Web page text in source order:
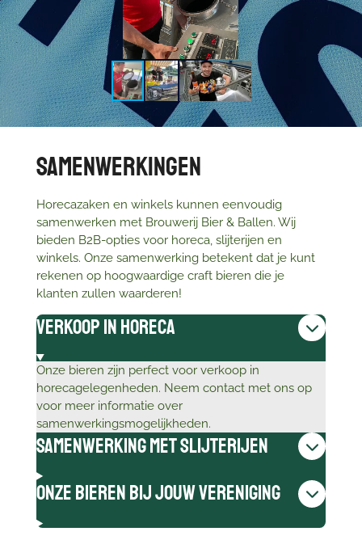
Samenwerkingen
Horecazaken en winkels kunnen eenvoudig
samenwerken met Brouwerij Bier & Ballen. Wij
bieden B2B-opties voor horeca, slijterijen en
winkels. Onze samenwerking betekent dat je kunt
rekenen op hoogwaardige craft bieren die je
klanten zullen waarderen!
Verkoop in horeca
Onze bieren zijn perfect voor verkoop in
horecagelegenheden. Neem contact met ons op
voor meer informatie over
samenwerkingsmogelijkheden.
Samenwerking met slijterijen
Onze bieren bij jouw vereniging